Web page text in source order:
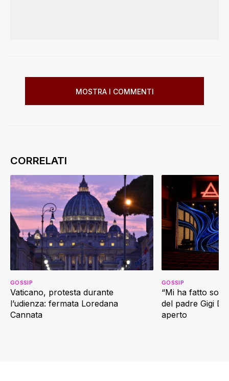
MOSTRA I COMMENTI
Vaticano, protesta durante
l’udienza: fermata Loredana
Cannata
GOSSIP
“Mi ha fatto
del padre Gigi
aperto
GOSSIP